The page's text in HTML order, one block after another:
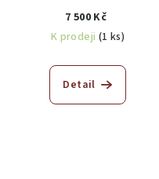
7 500 Kč
K prodeji (1 ks)
Detail